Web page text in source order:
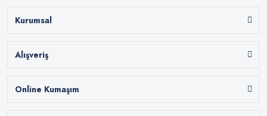
Kurumsal
Alışveriş
Online Kumaşım